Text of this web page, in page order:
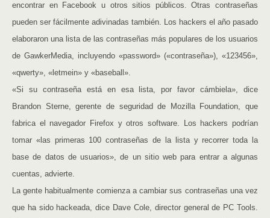
encontrar en Facebook u otros sitios públicos. Otras contraseñas
pueden ser fácilmente adivinadas también. Los hackers el año pasado
elaboraron una lista de las contraseñas más populares de los usuarios
de GawkerMedia, incluyendo «password» («contraseña»), «123456»,
«qwerty», «letmein» y «baseball».
«Si su contraseña está en esa lista, por favor cámbiela», dice
Brandon Sterne, gerente de seguridad de Mozilla Foundation, que
fabrica el navegador Firefox y otros software. Los hackers podrían
tomar «las primeras 100 contraseñas de la lista y recorrer toda la
base de datos de usuarios», de un sitio web para entrar a algunas
cuentas, advierte.
La gente habitualmente comienza a cambiar sus contraseñas una vez
que ha sido hackeada, dice Dave Cole, director general de PC Tools.